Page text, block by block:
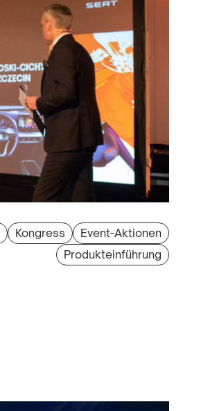
Event-Aktionen
Kongress
Produkteinführung